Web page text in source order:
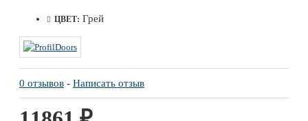
ЦВЕТ: Грей
0 отзывов - Написать отзыв